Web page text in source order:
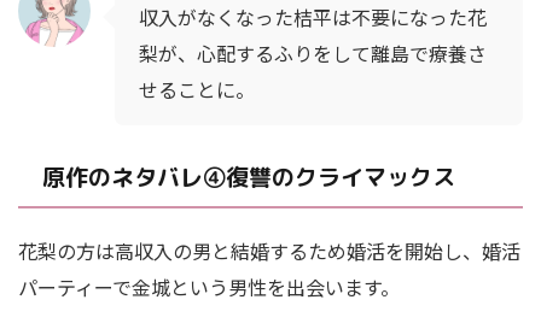
収入がなくなった桔平は不要になった花
梨が、心配するふりをして離島で療養さ
せることに。
原作のネタバレ④復讐のクライマックス
花梨の方は高収入の男と結婚するため婚活を開始し、婚活
パーティーで金城という男性を出会います。